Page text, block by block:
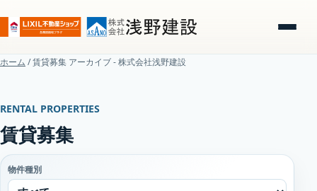
ホーム /賃貸募集 アーカイブ - 株式会社浅野建設
RENTAL PROPERTIES
賃貸募集
物件種別